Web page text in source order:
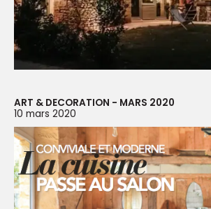
ART & DECORATION - MARS 2020
10 mars 2020